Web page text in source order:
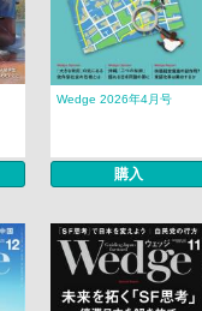
Wedge 2026年4月号
購入